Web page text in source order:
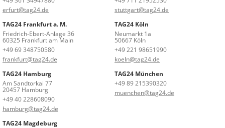
erfurt@tag24.de
stuttgart@tag24.de
TAG24 Frankfurt a. M.
Friedrich-Ebert-Anlage 36
60325 Frankfurt am Main
+49 69 348750580
frankfurt@tag24.de
TAG24 Köln
Neumarkt 1a
50667 Köln
+49 221 98651990
koeln@tag24.de
TAG24 Hamburg
Am Sandtorkai 77
20457 Hamburg
+49 40 228608090
hamburg@tag24.de
TAG24 München
+49 89 215390320
muenchen@tag24.de
TAG24 Magdeburg